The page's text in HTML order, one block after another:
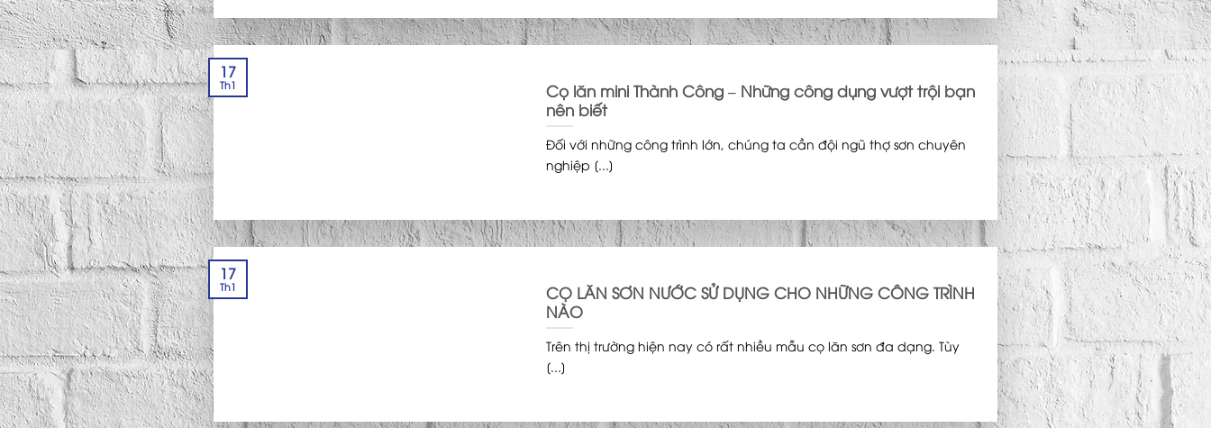
Cọ lăn mini Thành Công – Những công dụng vượt trội bạn
nên biết
Đối với những công trình lớn, chúng ta cần đội ngũ thợ sơn chuyên
nghiệp [...]
17
Th1
CỌ LĂN SƠN NƯỚC SỬ DỤNG CHO NHỮNG CÔNG TRÌNH
NÀO
Trên thị trường hiện nay có rất nhiều mẫu cọ lăn sơn đa dạng. Tùy
[...]
17
Th1